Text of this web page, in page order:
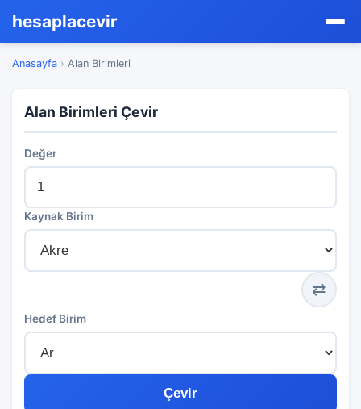
hesaplacevir
Anasayfa › Alan Birimleri
Alan Birimleri Çevir
Değer
Kaynak Birim
⇄
Hedef Birim
Çevir